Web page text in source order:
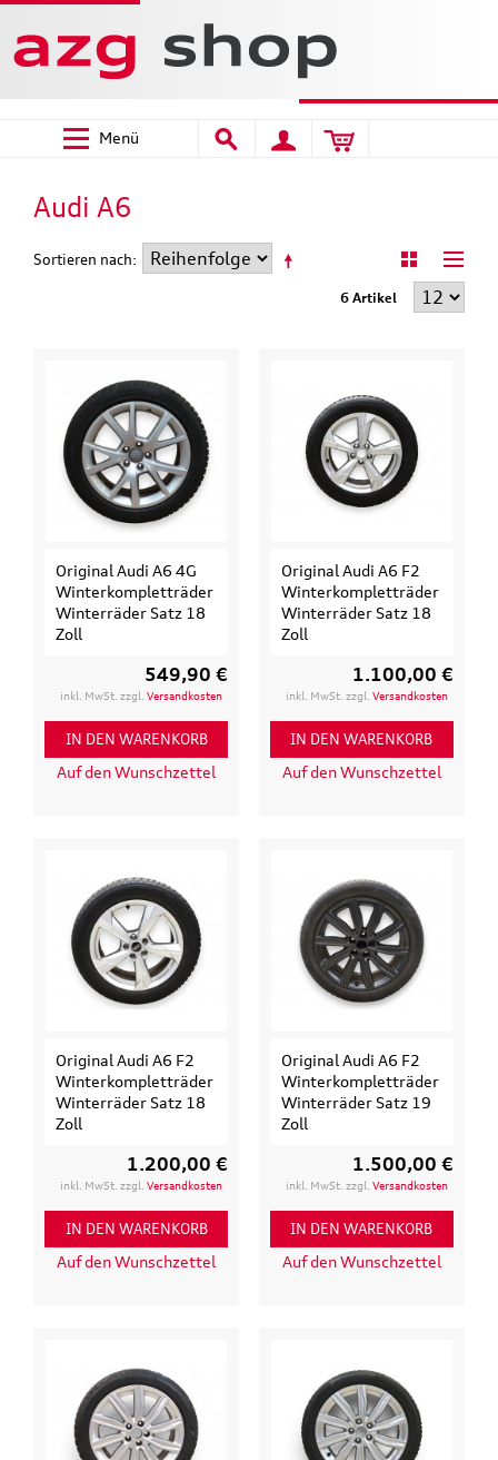
Menü
Audi A6
Sortieren nach
6 Artikel
Original Audi A6 4G
Winterkompletträder
Winterräder Satz 18
Zoll
549,90 €
inkl. MwSt. zzgl.Versandkosten
IN DEN WARENKORB
Auf den Wunschzettel
Original Audi A6 F2
Winterkompletträder
Winterräder Satz 18
Zoll
1.100,00 €
inkl. MwSt. zzgl. Versandkosten
IN DEN WARENKORB
Auf den Wunschzettel
Original Audi A6 F2
Winterkompletträder
Winterräder Satz 18
Zoll
1.200,00 €
inkl. MwSt. zzgl.Versandkosten
IN DEN WARENKORB
Auf den Wunschzettel
Original Audi A6 F2
Winterkompletträder
Winterräder Satz 19
Zoll
1.500,00 €
inkl. MwSt. zzgl. Versandkosten
IN DEN WARENKORB
Auf den Wunschzettel